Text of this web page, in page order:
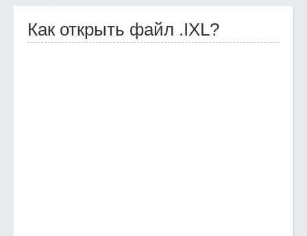
Как открыть файл .IXL?